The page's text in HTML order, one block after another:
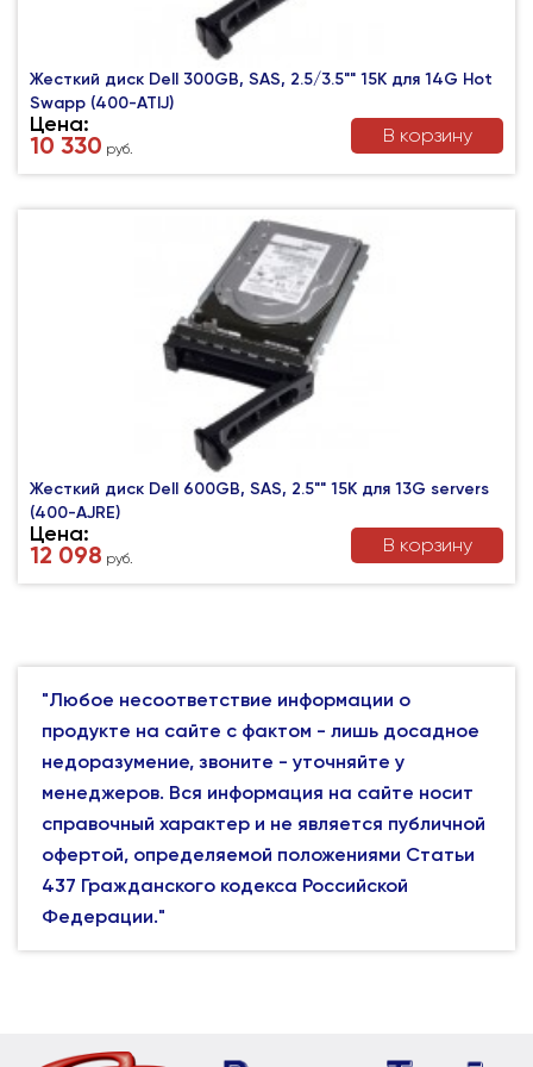
Жесткий диск Dell 300GB, SAS, 2.5/3.5"" 15K для 14G Hot
Swapp (400-ATIJ)
Цена:
10 330 руб.
В корзину
Жесткий диск Dell 600GB, SAS, 2.5"" 15K для 13G servers
(400-AJRE)
Цена:
12 098 руб.
В корзину
"Любое несоответствие информации о
продукте на сайте с фактом - лишь досадное
недоразумение, звоните - уточняйте у
менеджеров. Вся информация на сайте носит
справочный характер и не является публичной
офертой, определяемой положениями Статьи
437 Гражданского кодекса Российской
Федерации."